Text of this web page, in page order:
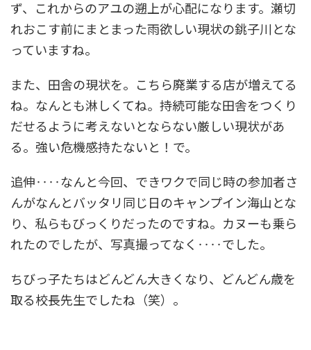
ず、これからのアユの遡上が心配になります。瀬切
れおこす前にまとまった雨欲しい現状の銚子川とな
っていますね。
また、田舎の現状を。こちら廃業する店が増えてる
ね。なんとも淋しくてね。持続可能な田舎をつくり
だせるように考えないとならない厳しい現状があ
る。強い危機感持たないと！で。
追伸‥‥なんと今回、できワクで同じ時の参加者さ
んがなんとバッタリ同じ日のキャンプイン海山とな
り、私らもびっくりだったのですね。カヌーも乗ら
れたのでしたが、写真撮ってなく‥‥でした。
ちびっ子たちはどんどん大きくなり、どんどん歳を
取る校長先生でしたね（笑）。